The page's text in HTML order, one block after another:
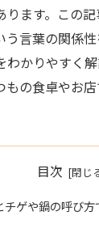
ります。この
う言葉の関係
わかりやすく
もの食卓やお
目次
チゲや鍋の呼び